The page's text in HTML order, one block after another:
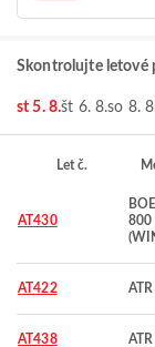
Skontrolujte letové
st 5. 8.št 6. 8.so 8.
Let č.
AT430
800
AT422
AT438